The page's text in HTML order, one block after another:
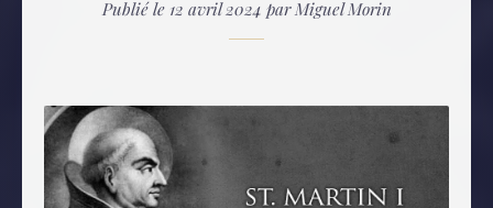
Publié le 12 avril 2024 par Miguel Morin